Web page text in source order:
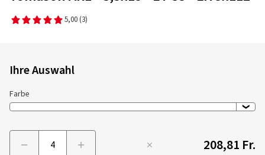
5,00 (3)
Ihre Auswahl
Farbe
208,81 Fr.